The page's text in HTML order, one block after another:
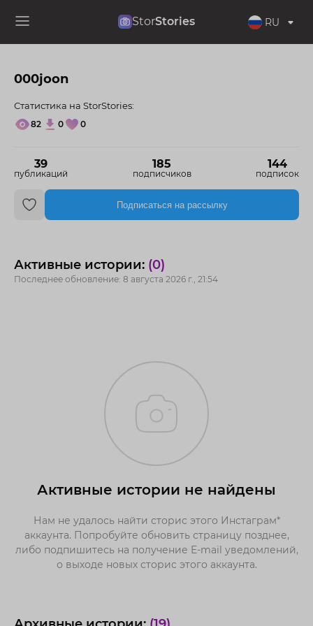
StorStories RU
000joon
39
публикаций
185
подписчиков
144
подписок
Статистика на StorStories:
82 0 0
Подписаться на рассылку
Активные истории: (0)
Последнее обновление: 8 августа 2026 г., 21:54
Активные истории не найдены
Нам не удалось найти сторис этого Инстаграм*
аккаунта. Попробуйте обновить страницу позднее,
либо подпишитесь на получение E-mail уведомлений,
о выходе новых сторис этого аккаунта.